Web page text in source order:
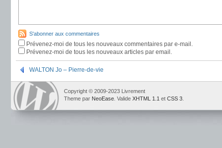
S'abonner aux commentaires
Prévenez-moi de tous les nouveaux commentaires par e-mail.
Prévenez-moi de tous les nouveaux articles par email.
WALTON Jo – Pierre-de-vie
Copyright © 2009-2023 Livrement
Theme par NeoEase . Valide XHTML 1.1 et CSS 3